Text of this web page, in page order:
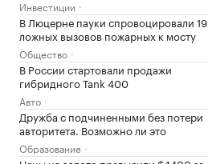
Инвестиции
В Люцерне пауки спровоцировали 19
ложных вызовов пожарных к мосту
Общество
В России стартовали продажи
гибридного Tank 400
Авто
Дружба с подчиненными без потери
авторитета. Возможно ли это
Образование